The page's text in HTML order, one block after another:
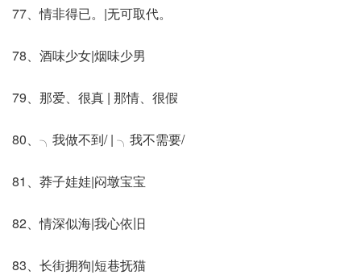
77、情非得已。|无可取代。
78、酒味少女|烟味少男
79、那爱、很真 | 那情、很假
80、╮我做不到/ | ╮我不需要/
81、莽子娃娃|闷墩宝宝
82、情深似海|我心依旧
83、长街拥狗|短巷抚猫